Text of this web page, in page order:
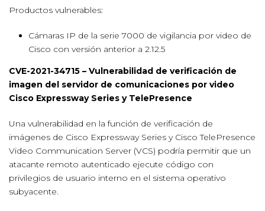
Productos vulnerables:
Cámaras IP de la serie 7000 de vigilancia por video de
Cisco con versión anterior a 2.12.5
CVE-2021-34715 – Vulnerabilidad de verificación de
imagen del servidor de comunicaciones por video
Cisco Expressway Series y TelePresence
Una vulnerabilidad en la función de verificación de
imágenes de Cisco Expressway Series y Cisco TelePresence
Video Communication Server (VCS) podría permitir que un
atacante remoto autenticado ejecute código con
privilegios de usuario interno en el sistema operativo
subyacente.